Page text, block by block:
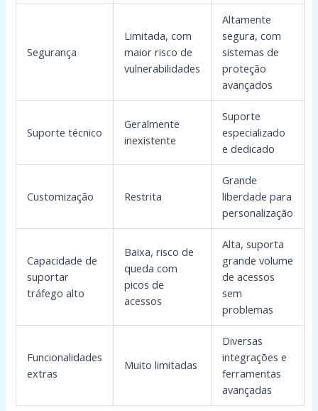
Segurança
Limitada, com
maior risco de
vulnerabilidades
Altamente
segura, com
sistemas de
proteção
avançados
Suporte técnico
Geralmente
inexistente
Suporte
especializado
e dedicado
Customização Restrita
Grande
liberdade para
personalização
Capacidade de
suportar
tráfego alto
Baixa, risco de
queda com
picos de
acessos
Alta, suporta
grande volume
de acessos
sem
problemas
Funcionalidades
extras
Muito limitadas
Diversas
integrações e
ferramentas
avançadas